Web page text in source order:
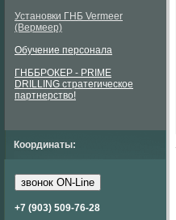
Установки ГНБ Vermeer
(Вермеер)
Обучение персонала
ГНББРОКЕР - PRIME
DRILLING стратегическое
партнерство!
Координаты:
звонок ON-Line
+7 (903) 509-76-28